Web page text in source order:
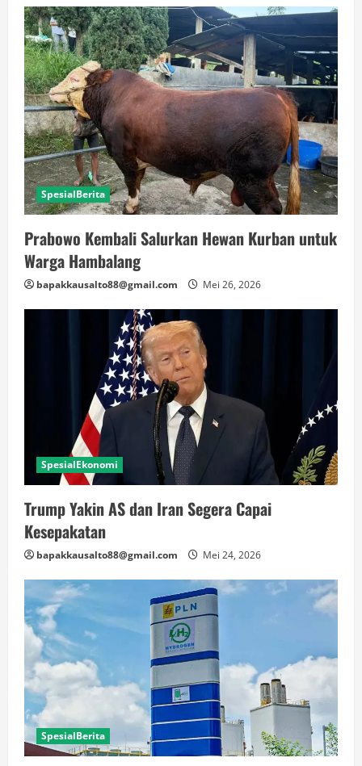
SpesialBerita
Prabowo Kembali Salurkan Hewan Kurban untuk
Warga Hambalang
bapakkausalto88@gmail.com Mei 26, 2026
SpesialEkonomi
Trump Yakin AS dan Iran Segera Capai
Kesepakatan
bapakkausalto88@gmail.com Mei 24, 2026
SpesialBerita